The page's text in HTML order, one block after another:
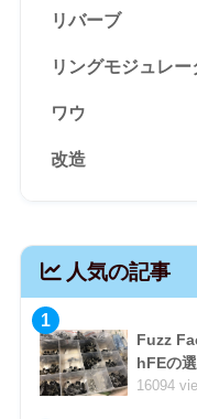
リバーブ
リングモジュレー
ワウ
改造
人気の記事
1
Fuzz
hFEの
16094